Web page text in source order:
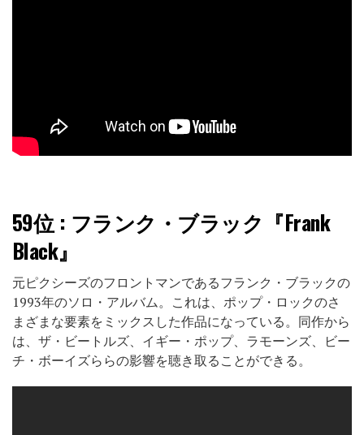
59位 : フランク・ブラック『Frank
Black』
元ピクシーズのフロントマンであるフランク・ブラックの
1993年のソロ・アルバム。これは、ポップ・ロックのさ
まざまな要素をミックスした作品になっている。同作から
は、ザ・ビートルズ、イギー・ポップ、ラモーンズ、ビー
チ・ボーイズららの影響を聴き取ることができる。